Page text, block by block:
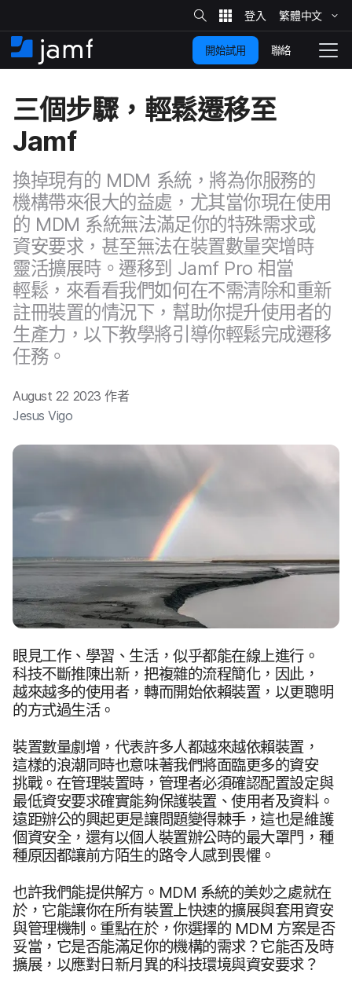
​
至
​
要
​
內
容
網
站
​搜
尋
繁體​中文
住
家
切
換
開始試用 聯絡
三​個​步驟，​輕鬆​遷​移​至
Jamf
換​掉​現有​的 MDM 系統，​將​為​你​服務​的​
機構​帶來​很​大​的​益處，​尤其​當​你​現在​使用​
的 MDM 系統​無法​滿足你​的​特殊​需求​或​
資安​要求，​甚至​無法​在​裝置​數量​突​增時​
靈活​擴展時。​遷移到 Jamf Pro 相當​
輕鬆，​來​看​看​我們​如何​在​不需​清除​和​重新​
註冊​裝置​的​情況​下，​幫助​你​提升​使用者​的​
生產力，​以下​教學​將​引導​你​輕鬆​完成​遷​移​
任務。
August 22 2023作​者
Jesus Vigo
眼見​工作、​學習、​生活，​似乎​都​能​在線​上​進行。​
科技​不斷​推陳​出新，​把​複雜​的​流程​簡化，​因此，​
越來​越多​的​使用​者，​轉而​開始​依​賴​裝置，​以​更​聰明​
的​方式​過​生活。
裝置數量​劇增，​代表​許多​人​都​越來​越​依​賴​裝置，​
這樣​的​浪潮​同時​也​意味​著​我們​將​面臨​更多​的​資安​
挑戰。​在​管理​裝置​時，​管理​者​必須​確認​配置​設定​與​
最​低​資安​要求​確實​能夠​保護​裝置、​使用​者​及​資料。​
遠距​辦公​的​興起​更​是​讓​問題​變得​棘手，​這​也​是​維護​
個​資​安全，​還​有​以​個人​裝置​辦公時​的​最​大​罩門，​種​
種​原因​都​讓​前方​陌生​的​路令​人​感到​畏懼。
也​許我們​能​提供​解方。 MDM 系統​的​美妙​之​處​就​在​
於，​它​能​讓​你​在​所有​裝置​上​快速​的​擴展​與​套用​資安​
與​管理​機制。​重點​在於，​你​選擇​的 MDM 方案​是否​
妥當，​它​是否​能​滿足你​的​機構​的​需求？​它​能否​及​時​
擴展，​以​應​對日​新月​異​的​科技​環境​與​資安​要求？